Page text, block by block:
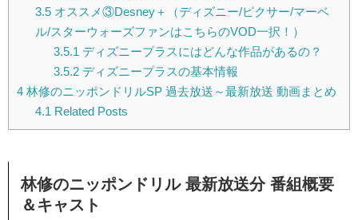
3.5オススメ③Desney＋（ディズニー/ピクサー/マーベ
ル/スターウォーズファンはこちらのVOD一択！）
3.5.1 ディズニープラスにはどんな作品があるの？
3.5.2ディズニープラスの基本情報
4 林修のニッポンドリルSP 過去放送～最新放送 動画まとめ
4.1 Related Posts
林修のニッポンドリル 最新放送分 番組概要
＆キャスト